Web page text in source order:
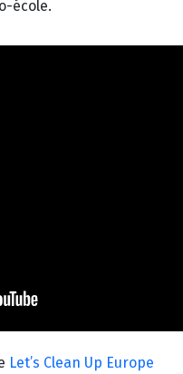
école.
Let’s Clean Up Europe